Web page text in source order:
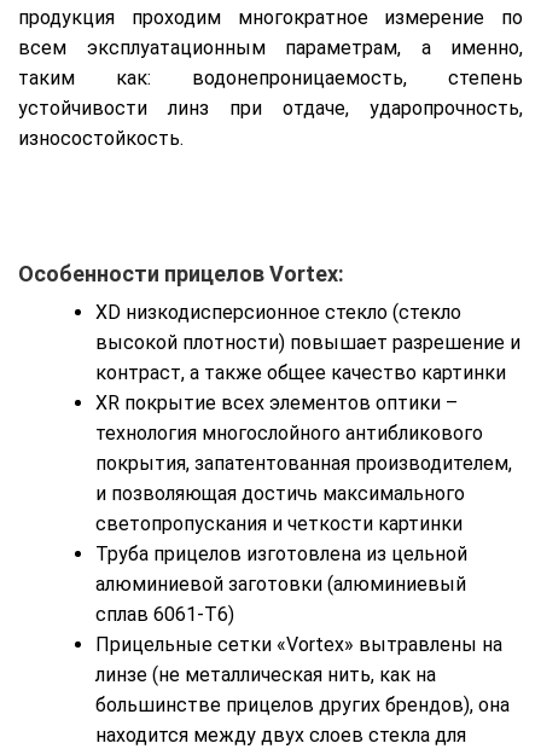
продукция проходим многократное измерение по
всем эксплуатационным параметрам, а именно,
таким как: водонепроницаемость, степень
устойчивости линз при отдаче, ударопрочность,
износостойкость.
Особенности прицелов Vortex:
XD низкодисперсионное стекло (стекло
высокой плотности) повышает разрешение и
контраст, а также общее качество картинки
XR покрытие всех элементов оптики –
технология многослойного антибликового
покрытия, запатентованная производителем,
и позволяющая достичь максимального
светопропускания и четкости картинки
Труба прицелов изготовлена из цельной
алюминиевой заготовки (алюминиевый
сплав 6061-Т6)
Прицельные сетки «Vortex» вытравлены на
линзе (не металлическая нить, как на
большинстве прицелов других брендов), она
находится между двух слоев стекла для